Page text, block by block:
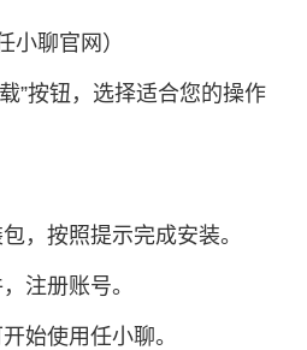
小聊官网）
”按钮，选择适合您的操作
，按照提示完成安装。
注册账号。
始使用任小聊。